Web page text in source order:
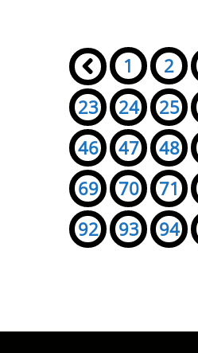
Seiten:
« 1 2
23
24 25
46
47 48
69
70 71
92
93 94